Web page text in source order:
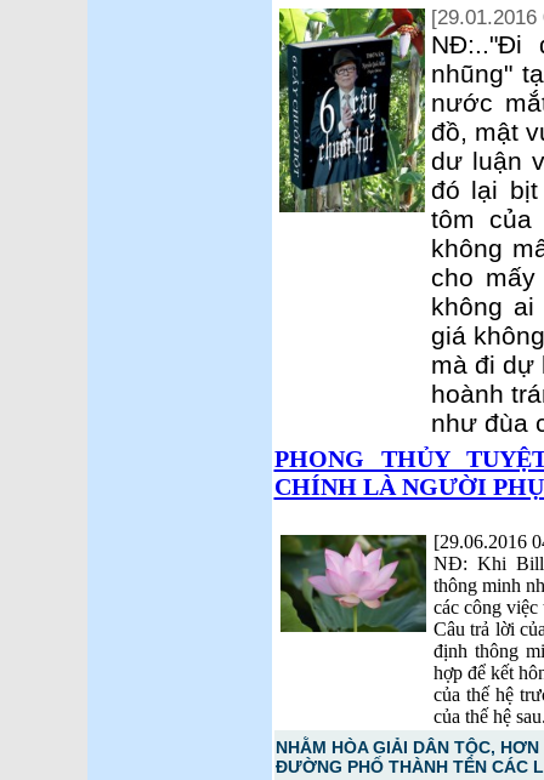
[29.01.2016
NĐ:.."Đi
nhũng"
nước
đồ, mật
dư luận
đó lại
tôm
không
cho
không
giá
mà đi dự
hoành
như đùa
PHONG THỦY
CHÍNH LÀ NGƯỜI
[29.06.2016
NĐ: Khi Bill
thông minh
các công việc
Câu trả lời
định thông
hợp để kết
của thế hệ
của thế hệ
NHẰM HÒA GIẢI DÂN TỘC,
ĐƯỜNG PHỐ THÀNH TÊN CÁC